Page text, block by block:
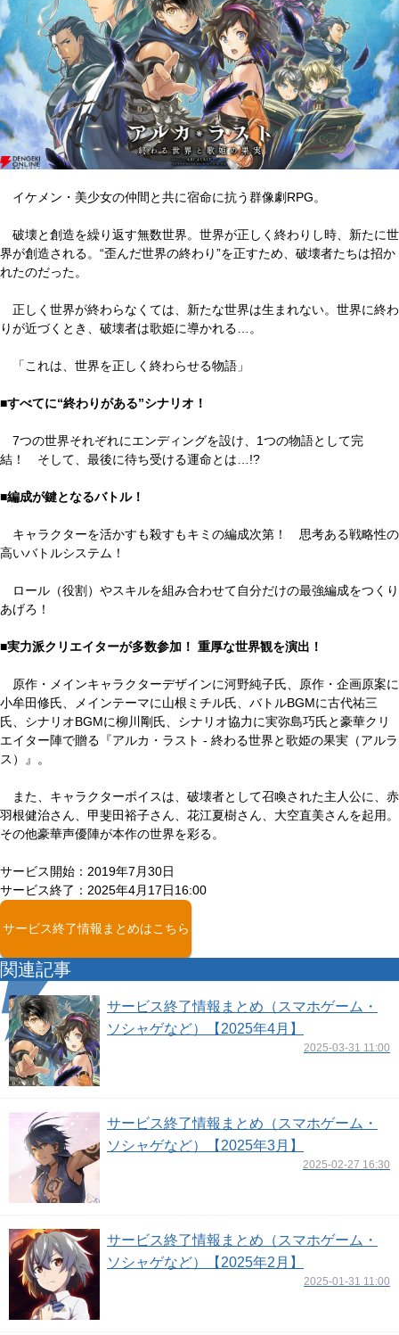
イケメン・美少女の仲間と共に宿命に抗う群像劇RPG。
破壊と創造を繰り返す無数世界。世界が正しく終わりし時、新たに世
界が創造される。“歪んだ世界の終わり”を正すため、破壊者たちは招か
れたのだった。
正しく世界が終わらなくては、新たな世界は生まれない。世界に終わ
りが近づくとき、破壊者は歌姫に導かれる…。
「これは、世界を正しく終わらせる物語」
■すべてに“終わりがある”シナリオ！
7つの世界それぞれにエンディングを設け、1つの物語として完
結！ そして、最後に待ち受ける運命とは…!?
■編成が鍵となるバトル！
キャラクターを活かすも殺すもキミの編成次第！ 思考ある戦略性の
高いバトルシステム！
ロール（役割）やスキルを組み合わせて自分だけの最強編成をつくり
あげろ！
■実力派クリエイターが多数参加！ 重厚な世界観を演出！
原作・メインキャラクターデザインに河野純子氏、原作・企画原案に
小牟田修氏、メインテーマに山根ミチル氏、バトルBGMに古代祐三
氏、シナリオBGMに柳川剛氏、シナリオ協力に実弥島巧氏と豪華クリ
エイター陣で贈る『アルカ・ラスト - 終わる世界と歌姫の果実（アルラ
ス）』。
また、キャラクターボイスは、破壊者として召喚された主人公に、赤
羽根健治さん、甲斐田裕子さん、花江夏樹さん、大空直美さんを起用。
その他豪華声優陣が本作の世界を彩る。
サービス開始：2019年7月30日
サービス終了：2025年4月17日16:00
サービス終了情報まとめはこちら
関連記事
サービス終了情報まとめ（スマホゲーム・
ソシャゲなど）【2025年4月】
2025-03-31 11:00
サービス終了情報まとめ（スマホゲーム・
ソシャゲなど）【2025年3月】
2025-02-27 16:30
サービス終了情報まとめ（スマホゲーム・
ソシャゲなど）【2025年2月】
2025-01-31 11:00